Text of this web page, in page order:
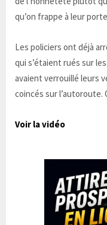
qu’on frappe à leur
Les policiers ont déjà
qui s’étaient rués sur
avaient verrouillé leurs
coincés sur l’autoroute.
Voir la vidéo